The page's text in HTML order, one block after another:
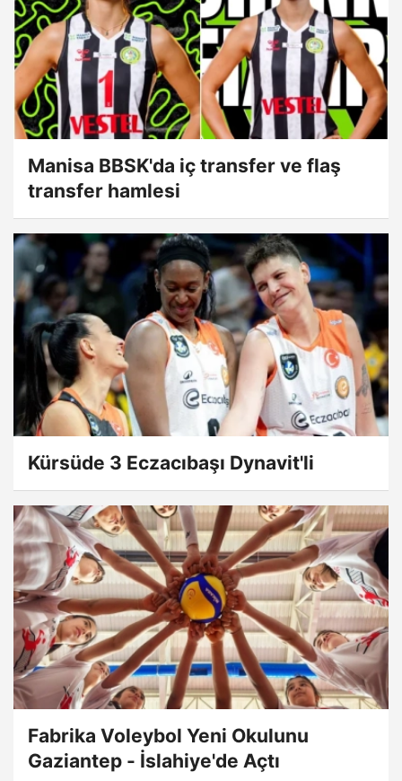
Manisa BBSK'da iç transfer ve flaş
transfer hamlesi
Kürsüde 3 Eczacıbaşı Dynavit'li
Fabrika Voleybol Yeni Okulunu
Gaziantep - İslahiye'de Açtı